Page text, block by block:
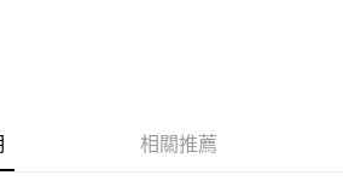
商品之後才付款」的支付方式。 讓您購物簡單
相關推薦